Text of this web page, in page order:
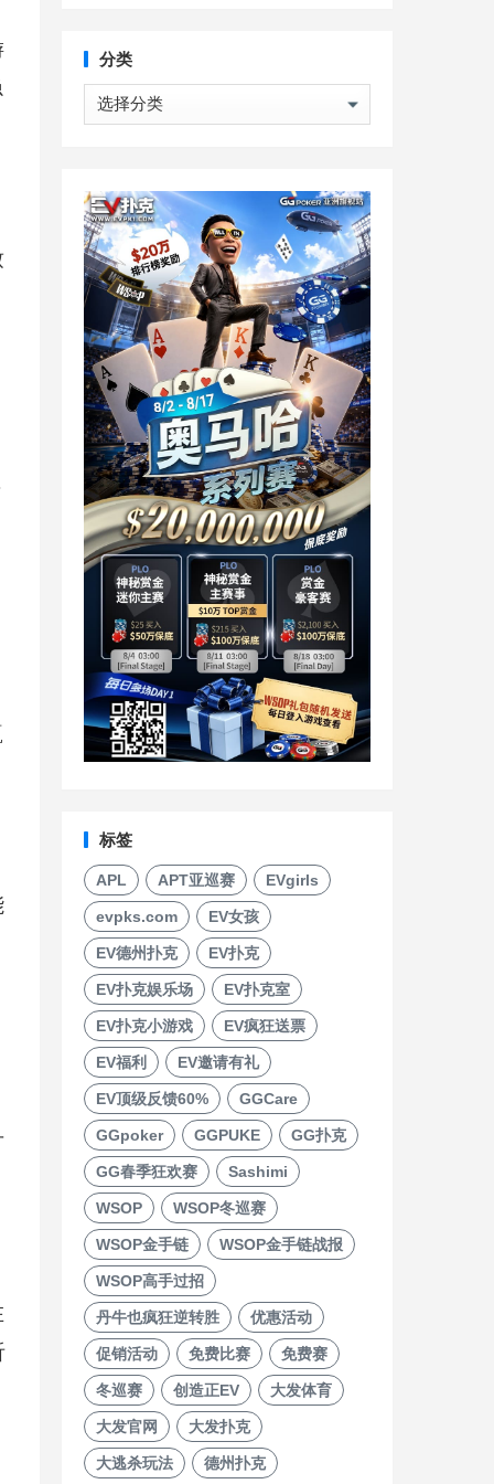
分类
分
类
标签
APL APT亚巡赛 EVgirls
evpks.com EV女孩
EV德州扑克 EV扑克
EV扑克娱乐场 EV扑克室
EV扑克小游戏 EV疯狂送票
EV福利 EV邀请有礼
EV顶级反馈60% GGCare
GGpoker GGPUKE GG扑克
GG春季狂欢赛 Sashimi
WSOP WSOP冬巡赛
WSOP金手链 WSOP金手链战报
WSOP高手过招
丹牛也疯狂逆转胜 优惠活动
促销活动 免费比赛 免费赛
冬巡赛 创造正EV 大发体育
大发官网 大发扑克
大逃杀玩法 德州扑克